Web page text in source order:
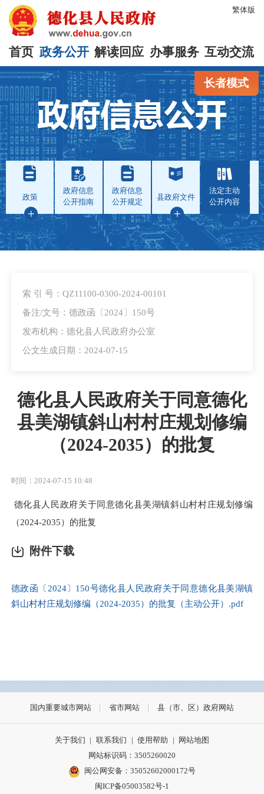
繁体版
首页 政务公开 解读回应 办事服务 互动交流
长者模式
政策
政府信息
公开指南
政府信息
公开规定
县政府文件
法定主动
公开内容
索 引 号：QZ11100-0300-2024-00101
备注/文号：德政函〔2024〕150号
发布机构：德化县人民政府办公室
公文生成日期：2024-07-15
德化县人民政府关于同意德化
县美湖镇斜山村村庄规划修编
（2024-2035）的批复
时间：2024-07-15 10:48
德化县人民政府关于同意德化县美湖镇斜山村村庄规划修编
（2024-2035）的批复
附件下载
德政函〔2024〕150号德化县人民政府关于同意德化县美湖镇
斜山村村庄规划修编（2024-2035）的批复（主动公开）.pdf
国内重要城市网站 省市网站 县（市、区）政府网站
关于我们 | 联系我们 | 使用帮助 |
网站地图
网站标识码：3505260020
闽公网安备：35052602000172号
闽ICP备05003582号-1